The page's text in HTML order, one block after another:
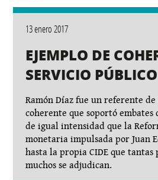
13 enero 2017
EJEMPLO DE
SERVICIO PÚBLICO
Ramón Díaz fue un referente
coherente que soportó
de igual intensidad que la
monetaria impulsada por Juan
hasta la propia CIDE que
muchos se adjudican.